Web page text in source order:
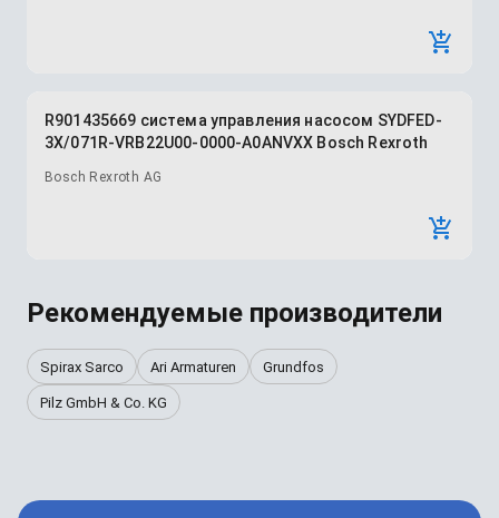
R901435669 система управления насосом SYDFED-
3X/071R-VRB22U00-0000-A0ANVXX Bosch Rexroth
Bosch Rexroth AG
Рекомендуемые производители
Spirax Sarco Ari Armaturen Grundfos
Pilz GmbH & Co. KG